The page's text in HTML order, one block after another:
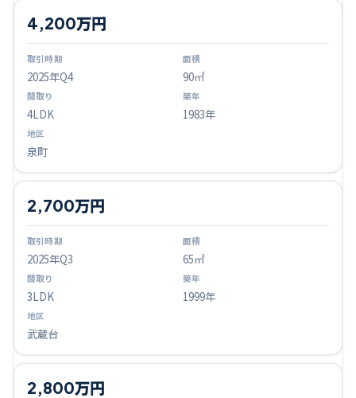
2025年Q4
4,200万円
90㎡
4LDK 1983年
泉町
2025年Q3
2,700万円
65㎡
3LDK 1999年
武蔵台
2,800万円